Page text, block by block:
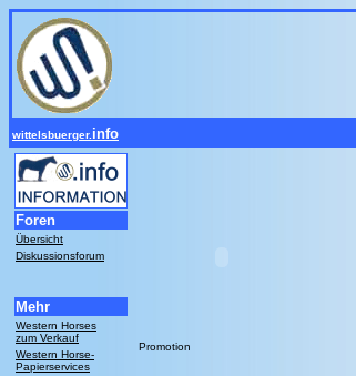
wittelsbuerger. info
Foren
Übersicht
Diskussionsforum
Mehr
Western Horses
zum Verkauf
Western Horse-
Papierservices
Promotion